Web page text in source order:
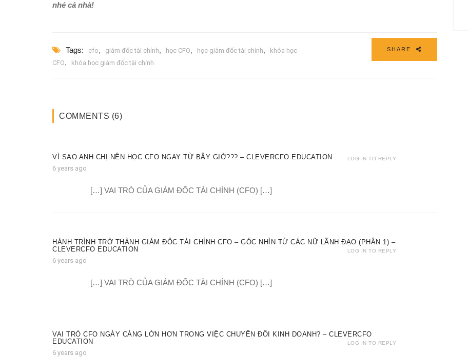
nhé cả nhà!
Tags: cfo, giám đốc tài chính, học CFO, học giám đốc tài chính,
khóa học
CFO, khóa học giám đốc tài chính
SHARE
COMMENTS (6)
VÌ SAO ANH CHỊ NÊN HỌC CFO NGAY TỪ BÂY GIỜ??? – CLEVERCFO EDUCATION
6 years ago
LOG IN TO REPLY
[…] VAI TRÒ CỦA GIÁM ĐỐC TÀI CHÍNH (CFO) […]
HÀNH TRÌNH TRỞ THÀNH GIÁM ĐỐC TÀI CHÍNH CFO – GÓC NHÌN TỪ CÁC NỮ LÃNH ĐẠO (PHẦN 1) –
CLEVERCFO EDUCATION
6 years ago
LOG IN TO REPLY
[…] VAI TRÒ CỦA GIÁM ĐỐC TÀI CHÍNH (CFO) […]
VAI TRÒ CFO NGÀY CÀNG LỚN HƠN TRONG VIỆC CHUYỂN ĐỔI KINH DOANH? – CLEVERCFO
EDUCATION
6 years ago
LOG IN TO REPLY